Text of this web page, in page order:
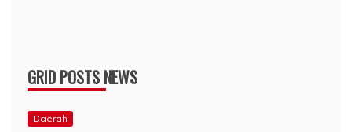
GRID POSTS NEWS
Daerah